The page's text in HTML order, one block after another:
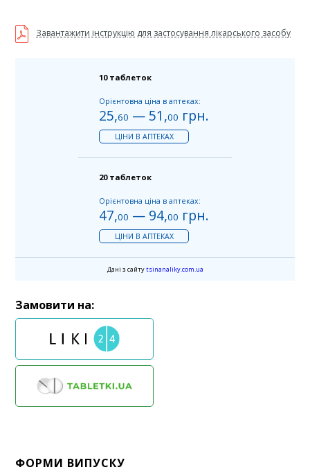
Завантажити інструкцію для застосування лікарського засобу
10 таблеток
Орієнтовна ціна в аптеках:
25,60 — 51,00 грн.
ЦІНИ В АПТЕКАХ
20 таблеток
Орієнтовна ціна в аптеках:
47,00 — 94,00 грн.
ЦІНИ В АПТЕКАХ
Дані з сайтуtsinanaliky.com.ua
Замовити на:
ФОРМИ ВИПУСКУ